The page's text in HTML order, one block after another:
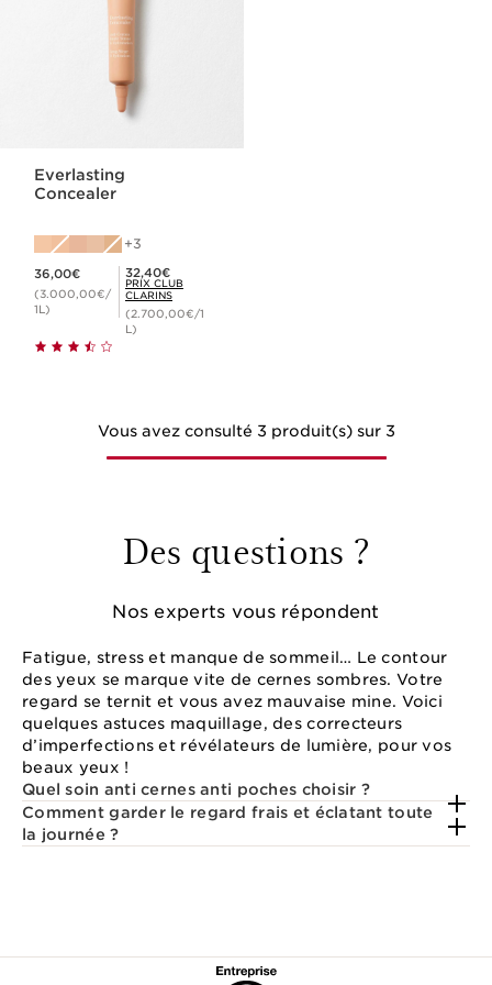
Everlasting
Concealer
3
36,00€
(3.000,00€/
1L)
Prix Club Clarins 32,40€
32,40€
PRIX CLUB
CLARINS
(2.700,00€/1
L)
Vous avez consulté 3 produit(s) sur 3
Des questions ?
Nos experts vous répondent
Fatigue, stress et manque de sommeil… Le contour
des yeux se marque vite de cernes sombres. Votre
regard se ternit et vous avez mauvaise mine. Voici
quelques astuces maquillage, des correcteurs
d’imperfections et révélateurs de lumière, pour vos
beaux yeux !
Quel soin anti cernes anti poches choisir ?
Comment garder le regard frais et éclatant toute
la journée ?